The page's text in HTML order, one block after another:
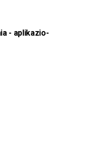
- aplikazio-